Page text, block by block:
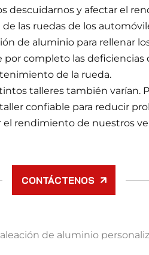
descuidarnos y afectar el
las ruedas de los
de aluminio para rellenar
por completo las deficiencias
de la rueda.
talleres también varían.
confiable para reducir
el rendimiento de nuestros
CONTÁCTENOS
de aluminio